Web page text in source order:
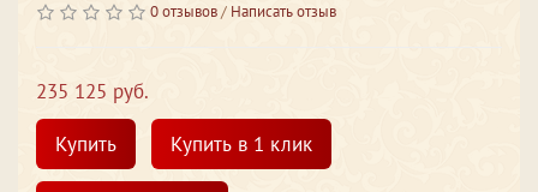
0 отзывов/ Написать отзыв
235 125 руб.
Купить
Купить в 1 клик